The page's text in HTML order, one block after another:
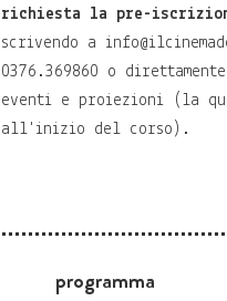
richiesta la pre-
scrivendo a
0376.369860 o
eventi e proiezioni (la
all'inizio del corso).
programma